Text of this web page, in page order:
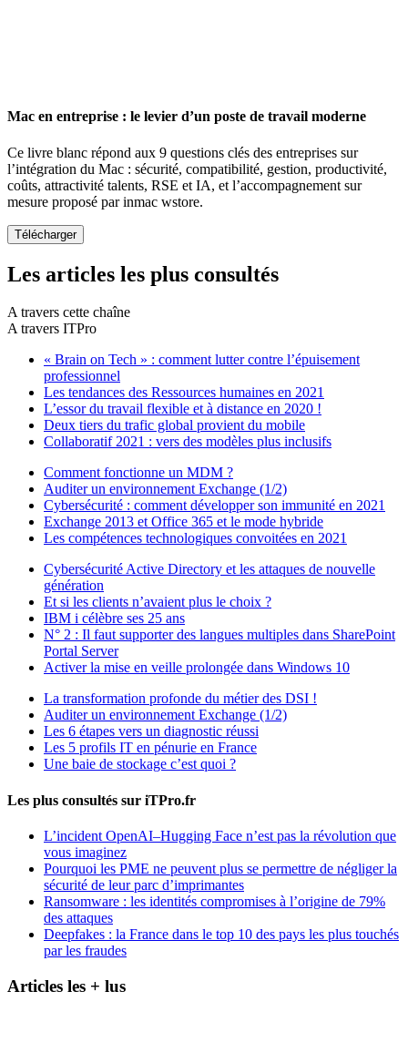
Mac en entreprise : le levier d’un poste de travail moderne
Ce livre blanc répond aux 9 questions clés des entreprises sur
l’intégration du Mac : sécurité, compatibilité, gestion, productivité,
coûts, attractivité talents, RSE et IA, et l’accompagnement sur
mesure proposé par inmac wstore.
Les articles les plus consultés
A travers cette chaîne
A travers ITPro
« Brain on Tech » : comment lutter contre l’épuisement
professionnel
Les tendances des Ressources humaines en 2021
L’essor du travail flexible et à distance en 2020 !
Deux tiers du trafic global provient du mobile
Collaboratif 2021 : vers des modèles plus inclusifs
Comment fonctionne un MDM ?
Auditer un environnement Exchange (1/2)
Cybersécurité : comment développer son immunité en 2021
Exchange 2013 et Office 365 et le mode hybride
Les compétences technologiques convoitées en 2021
Cybersécurité Active Directory et les attaques de nouvelle
génération
Et si les clients n’avaient plus le choix ?
IBM i célèbre ses 25 ans
N° 2 : Il faut supporter des langues multiples dans SharePoint
Portal Server
Activer la mise en veille prolongée dans Windows 10
La transformation profonde du métier des DSI !
Auditer un environnement Exchange (1/2)
Les 6 étapes vers un diagnostic réussi
Les 5 profils IT en pénurie en France
Une baie de stockage c’est quoi ?
Les plus consultés sur iTPro.fr
L’incident OpenAI–Hugging Face n’est pas la révolution que
vous imaginez
Pourquoi les PME ne peuvent plus se permettre de négliger la
sécurité de leur parc d’imprimantes
Ransomware : les identités compromises à l’origine de 79%
des attaques
Deepfakes : la France dans le top 10 des pays les plus touchés
par les fraudes
Articles les + lus